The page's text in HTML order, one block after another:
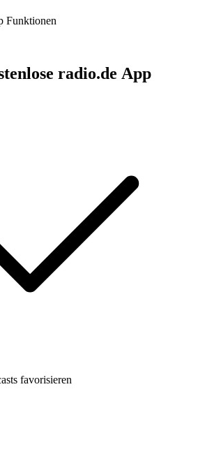
Funktionen
radio.de App
favorisieren